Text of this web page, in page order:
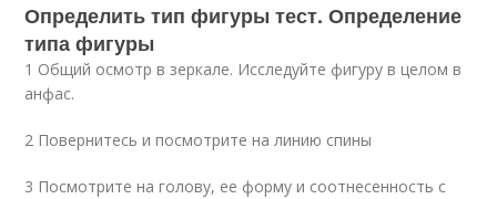
Определить тип фигуры тест. Определение
типа фигуры
1 Общий осмотр в зеркале. Исследуйте фигуру в целом в
анфас.
2 Повернитесь и посмотрите на линию спины
3 Посмотрите на голову, ее форму и соотнесенность с